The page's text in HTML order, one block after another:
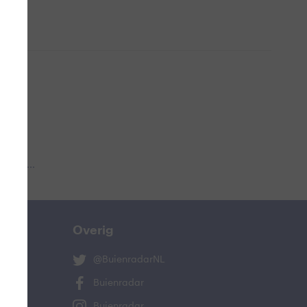
Overig
@BuienradarNL
Buienradar